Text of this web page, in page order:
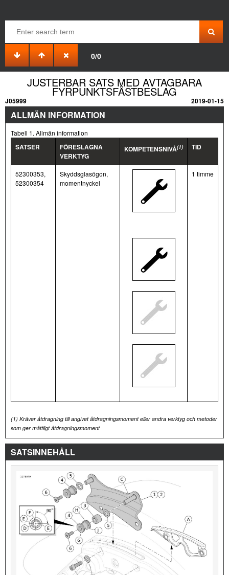
0/0
JUSTERBAR SATS MED AVTAGBARA
FYRPUNKTSFÄSTBESLAG
J05999 2019-01-15
ALLMÄN INFORMATION
Tabell 1. Allmän information
SATSER
FÖRESLAGNA
VERKTYG
KOMPETENSNIVÅ(1) TID
52300353,
52300354
Skyddsglasögon,
momentnyckel
1 timme
(1) Kräver åtdragning till angivet åtdragningsmoment eller andra verktyg och metoder
som ger måttligt åtdragningsmoment
SATSINNEHÅLL